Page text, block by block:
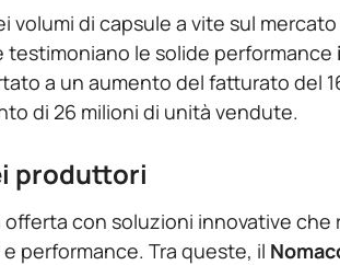
di capsule a vite sul
le solide performance
a un aumento del fatturato del
di 26 milioni di unità vendute.
produttori
con soluzioni innovative
performance. Tra queste, il